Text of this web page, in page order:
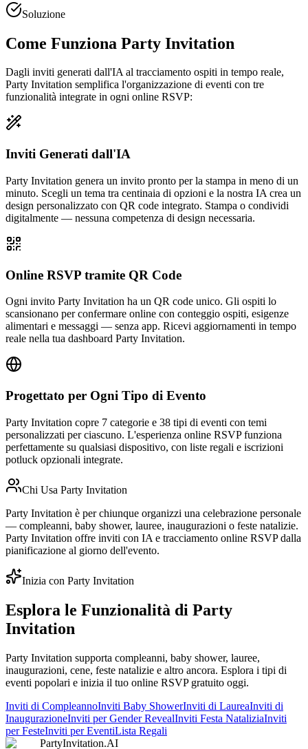
Soluzione
Come Funziona Party Invitation
Dagli inviti generati dall'IA al tracciamento ospiti in tempo reale,
Party Invitation semplifica l'organizzazione di eventi con tre
funzionalità integrate in ogni online RSVP:
Inviti Generati dall'IA
Party Invitation genera un invito pronto per la stampa in meno di un
minuto. Scegli un tema tra centinaia di opzioni e la nostra IA crea un
design personalizzato con QR code integrato. Stampa o condividi
digitalmente — nessuna competenza di design necessaria.
Online RSVP tramite QR Code
Ogni invito Party Invitation ha un QR code unico. Gli ospiti lo
scansionano per confermare online con conteggio ospiti, esigenze
alimentari e messaggi — senza app. Ricevi aggiornamenti in tempo
reale nella tua dashboard Party Invitation.
Progettato per Ogni Tipo di Evento
Party Invitation copre 7 categorie e 38 tipi di eventi con temi
personalizzati per ciascuno. L'esperienza online RSVP funziona
perfettamente su qualsiasi dispositivo, con liste regali e iscrizioni
potluck opzionali integrate.
Chi Usa Party Invitation
Party Invitation è per chiunque organizzi una celebrazione personale
— compleanni, baby shower, lauree, inaugurazioni o feste natalizie.
Party Invitation offre inviti con IA e tracciamento online RSVP dalla
pianificazione al giorno dell'evento.
Inizia con Party Invitation
Esplora le Funzionalità di Party
Invitation
Party Invitation supporta compleanni, baby shower, lauree,
inaugurazioni, cene, feste natalizie e altro ancora. Esplora i tipi di
eventi popolari e inizia il tuo online RSVP gratuito oggi.
Inviti di CompleannoInviti Baby ShowerInviti di LaureaInviti di
InaugurazioneInviti per Gender RevealInviti Festa NataliziaInviti
per FesteInviti per EventiLista Regali
PartyInvitation.AI